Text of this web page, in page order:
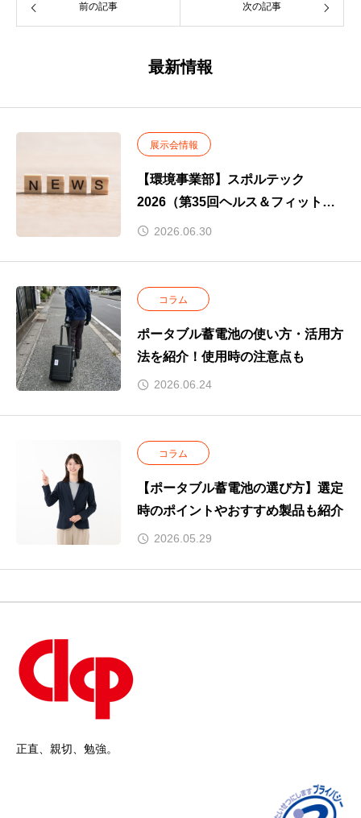
前の記事 次の記事
最新情報
展示会情報
【環境事業部】スポルテック
2026（第35回ヘルス＆フィットネ
ス）に出展します。
2026.06.30
コラム
ポータブル蓄電池の使い方・活用方
法を紹介！使用時の注意点も
2026.06.24
コラム
【ポータブル蓄電池の選び方】選定
時のポイントやおすすめ製品も紹介
2026.05.29
正直、親切、勉強。